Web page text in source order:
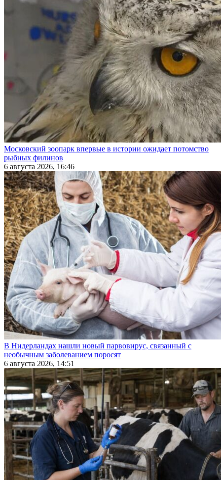
Московский зоопарк впервые в истории ожидает потомство
рыбных филинов
6 августа 2026, 16:46
В Нидерландах нашли новый парвовирус, связанный с
необычным заболеванием поросят
6 августа 2026, 14:51